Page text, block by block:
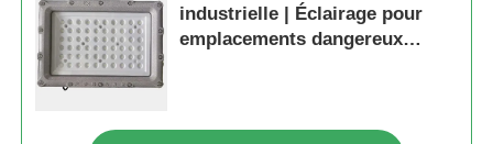
industrielle | Éclairage pour
emplacements dangereux